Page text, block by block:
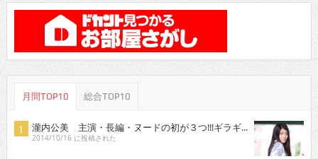
月間TOP10 総合TOP10
瀧内公美 主演・長編・ヌードの初が３つ!!!ギラギ...
2014/10/16 に投稿された